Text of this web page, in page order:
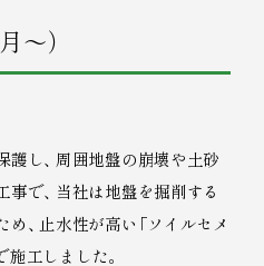
～）
護し、 周囲地盤の崩壊や土砂
事で、 当社は地盤を掘削する
め、 止水性が高い「ソイルセメ
施工しました。